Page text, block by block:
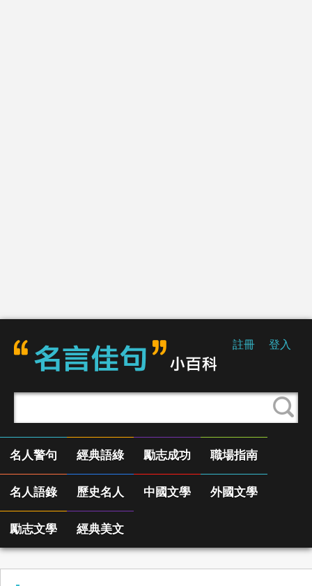
註冊 登入
名人警句 經典語綠 勵志成功 職場指南
名人語錄 歷史名人 中國文學 外國文學
勵志文學 經典美文